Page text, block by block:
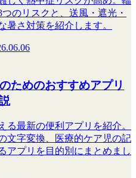
のリスクと、送風・遮光・
暑さ対策を紹介します。
ためのおすすめアプリ
る最新の便利アプリを紹介。
文字変換、医療的ケア児の記
アプリを目的別にまとめまし